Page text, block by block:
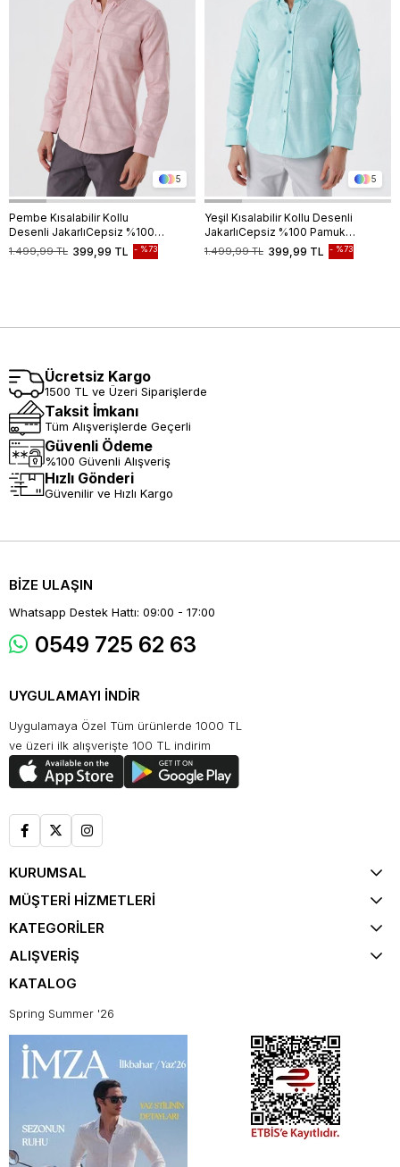
5
Pembe Kısalabilir Kollu
Desenli JakarlıCepsiz %100
Pamuk Casual Slim Fit Gömlek
1004230183
399,99 TL
1.499,99 TL %73
5
Yeşil Kısalabilir Kollu Desenli
JakarlıCepsiz %100 Pamuk
Casual Slim Fit Gömlek
1004230183
399,99 TL
1.499,99 TL %73
Ücretsiz Kargo
1500 TL ve Üzeri Siparişlerde
Taksit İmkanı
Tüm Alışverişlerde Geçerli
Güvenli Ödeme
%100 Güvenli Alışveriş
Hızlı Gönderi
Güvenilir ve Hızlı Kargo
BİZE ULAŞIN
Whatsapp Destek Hattı: 09:00 - 17:00
0549 725 62 63
UYGULAMAYI İNDİR
Uygulamaya Özel Tüm ürünlerde 1000 TL
ve üzeri ilk alışverişte 100 TL indirim
KURUMSAL
MÜŞTERİ HİZMETLERİ
KATEGORİLER
ALIŞVERİŞ
KATALOG
Spring Summer '26